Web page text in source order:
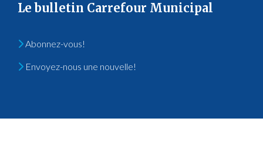
Le bulletin Carrefour Municipal
Abonnez-vous!
Envoyez-nous une nouvelle!